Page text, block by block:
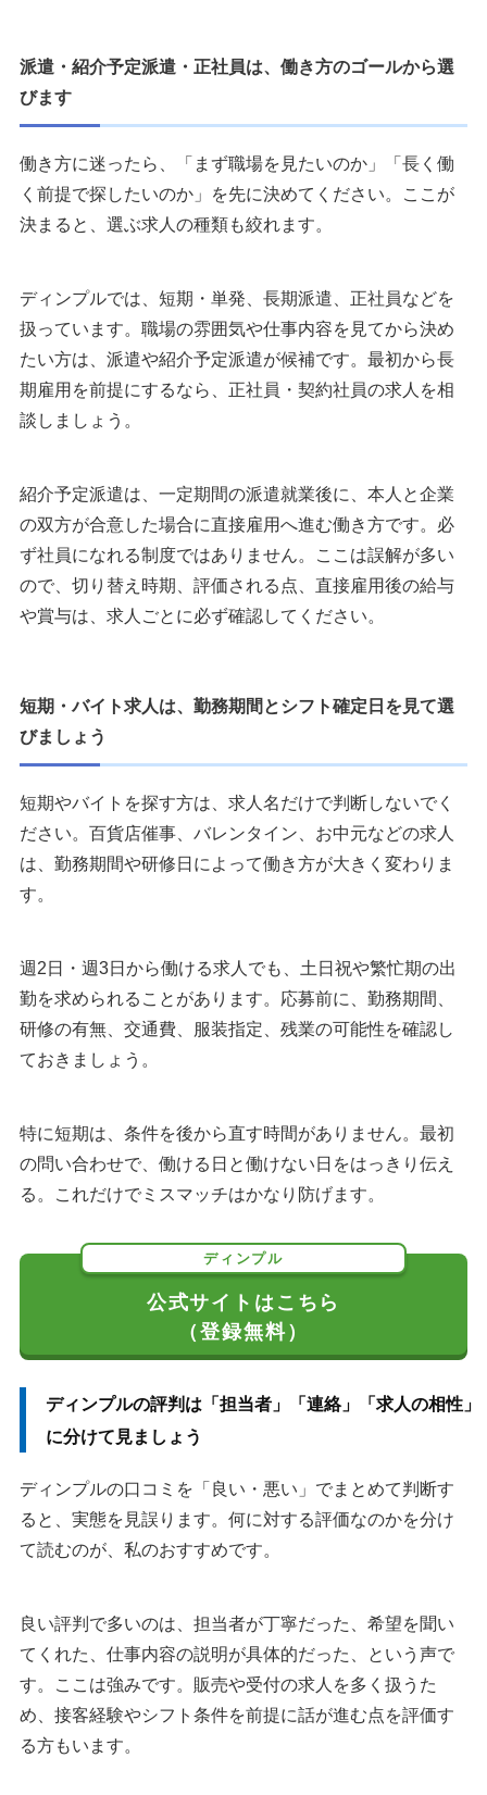
派遣・紹介予定派遣・正社員は、働き方のゴールから選
びます
働き方に迷ったら、「まず職場を見たいのか」「長く働
く前提で探したいのか」を先に決めてください。ここが
決まると、選ぶ求人の種類も絞れます。
ディンプルでは、短期・単発、長期派遣、正社員などを
扱っています。職場の雰囲気や仕事内容を見てから決め
たい方は、派遣や紹介予定派遣が候補です。最初から長
期雇用を前提にするなら、正社員・契約社員の求人を相
談しましょう。
紹介予定派遣は、一定期間の派遣就業後に、本人と企業
の双方が合意した場合に直接雇用へ進む働き方です。必
ず社員になれる制度ではありません。ここは誤解が多い
ので、切り替え時期、評価される点、直接雇用後の給与
や賞与は、求人ごとに必ず確認してください。
短期・バイト求人は、勤務期間とシフト確定日を見て選
びましょう
短期やバイトを探す方は、求人名だけで判断しないでく
ださい。百貨店催事、バレンタイン、お中元などの求人
は、勤務期間や研修日によって働き方が大きく変わりま
す。
週2日・週3日から働ける求人でも、土日祝や繁忙期の出
勤を求められることがあります。応募前に、勤務期間、
研修の有無、交通費、服装指定、残業の可能性を確認し
ておきましょう。
特に短期は、条件を後から直す時間がありません。最初
の問い合わせで、働ける日と働けない日をはっきり伝え
る。これだけでミスマッチはかなり防げます。
ディンプル
公式サイトはこちら
（登録無料）
ディンプルの評判は「担当者」「連絡」「求人の相性」
に分けて見ましょう
ディンプルの口コミを「良い・悪い」でまとめて判断す
ると、実態を見誤ります。何に対する評価なのかを分け
て読むのが、私のおすすめです。
良い評判で多いのは、担当者が丁寧だった、希望を聞い
てくれた、仕事内容の説明が具体的だった、という声で
す。ここは強みです。販売や受付の求人を多く扱うた
め、接客経験やシフト条件を前提に話が進む点を評価す
る方もいます。